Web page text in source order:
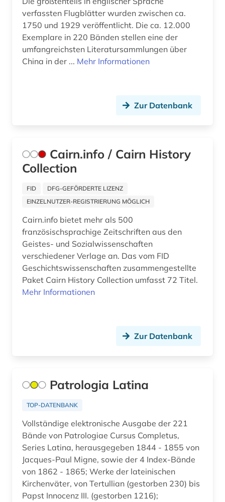
biowissenschaften (1)
blekinge (2)
blexen (1)
blog (3)
bonaparte (familie) (1)
bornholm (2)
bosnien-herzegowina (1)
brabrand (1)
brake (1)
brandenburg (3)
brief (3)
briefe (1)
briefsammlung (2)
briefwechsel (2)
verfassten Flugblätter wurden zwischen ca.
1750 und 1929 veröffentlicht. Die ca. 12.000
Exemplare in 220 Bänden stellen eine der
umfangreichsten Literatursammlungen über
China in der ... Mehr Informationen
Zur Datenbank
Cairn.info / Cairn History
Collection
FID
DFG-GEFÖRDERTE LIZENZ
EINZELNUTZER-REGISTRIERUNG MÖGLICH
Cairn.info bietet mehr als 500
französischsprachige Zeitschriften aus den
Geistes- und Sozialwissenschaften
verschiedener Verlage an. Das vom FID
Geschichtswissenschaften zusammengestellte
Paket Cairn History Collection umfasst 72 Titel.
Mehr Informationen
Zur Datenbank
Patrologia Latina
TOP-DATENBANK
Vollständige elektronische Ausgabe der 221
Bände von Patrologiae Cursus Completus,
Series Latina, herausgegeben 1844 - 1855 von
Jacques-Paul Migne, sowie der 4 Index-Bände
von 1862 - 1865; Werke der lateinischen
Kirchenväter, von Tertullian (gestorben 230) bis
Papst Innocenz III. (gestorben 1216);